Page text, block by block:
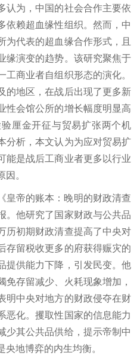
认为，中国的社会合作主要依
依赖超血缘性组织。然而，中
为代表的超血缘合作形式，且
缘演变的趋势。该研究聚焦于
商业者自组织形态的演化。
的地区，在战后出现了更多新
性会馆公所的增长幅度明显高
厘金开征与贸易扩张两个机
分析，本文认为为应对贸易扩
能是战后工商业者更多以行业
。
皇帝的账本：晚明的财政清查
。他研究了国家财政与公共品
历初期财政清查提高了中央对
存留税收更多的府获得赈灾的
提供能力下降，引发民变。他
存留减少、火耗现象增加，
明中央对地方的财政侵夺在财
恶化。攫取性国家的信息能力
少其公共品供给，提示帝制中
地博弈的内生均衡。